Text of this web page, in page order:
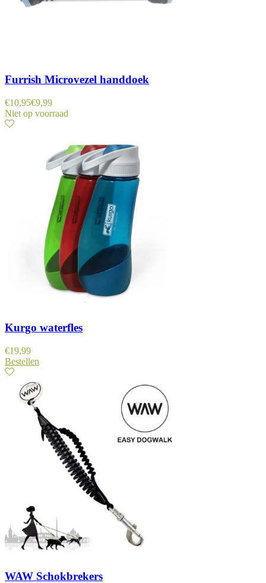
Furrish Microvezel handdoek
€10,95€9,99
Niet op voorraad
Kurgo waterfles
€19,99
Bestellen
WAW Schokbrekers